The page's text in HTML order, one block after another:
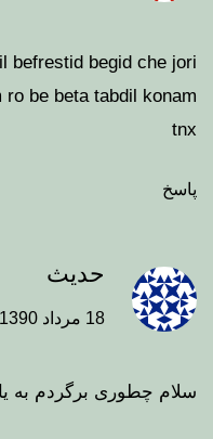
befrestid begid che jori
ro be beta tabdil konam
tnx
پاسخ
حدیث
18 مرداد 1390 در 08:06
سلام چطوری برگردم به